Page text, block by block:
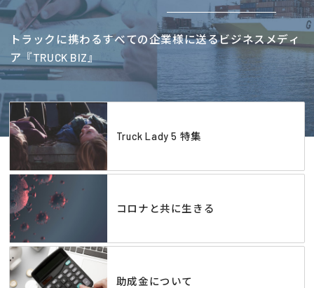
トラックに携わるすべての企業様に送るビジネスメディ
ア『TRUCK BIZ』
Truck Lady 5 特集
コロナと共に生きる
助成金について